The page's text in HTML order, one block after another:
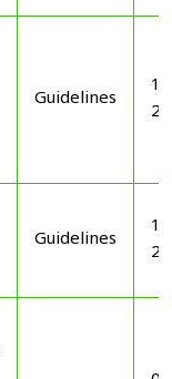
Guidelines
Guidelines